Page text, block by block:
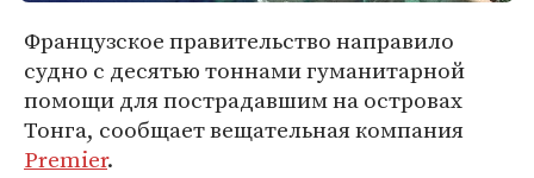
Французское правительство направило
судно с десятью тоннами гуманитарной
помощи для пострадавшим на островах
Тонга, сообщает вещательная компания
Premier.